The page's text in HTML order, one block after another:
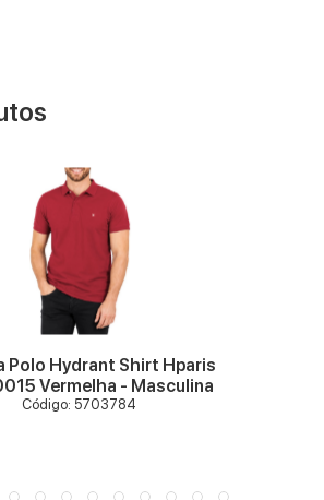
VER MAIS
Polo Hydrant Shirt Hparis
Vermelha - Masculina
Código: 5703784